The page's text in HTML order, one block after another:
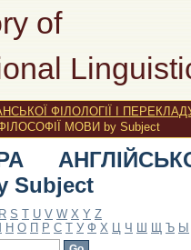
of
ФІЛОЛОГІЇ І
МОВИ by Subject
Subject
R S T U V W X Y Z
Н О П Р С Т У Ф Х Ц Ч Ш Щ Ъ Ы